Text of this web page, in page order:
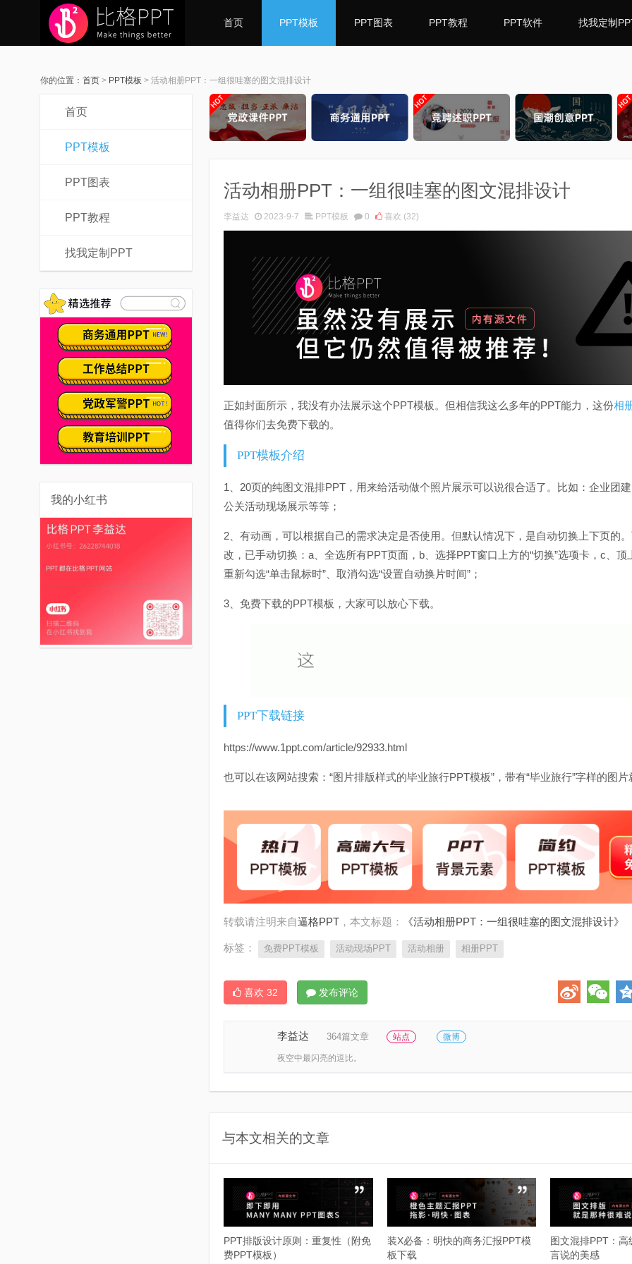
首页 PPT模板 PPT图表 PPT教程 PPT软件 找我定制
你的位置： 首页 > PPT模板 > 活动相册PPT：一组很哇塞的图文混排设计
首页
PPT模板
PPT图表
PPT教程
找我定制PPT
我的小红书
活动相册PPT：一组很哇塞的图文混排设计
李益达 2023-9-7 PPT模板 0 喜欢 (32)
正如封面所示，我没有办法展示这个PPT模板。但相信我这么多年的PPT能力，这份相
值得你们去免费下载的。
PPT模板介绍
1、20页的纯图文混排PPT，用来给活动做个照片展示可以说很合适了。比如：企业团
公关活动现场展示等等；
2、有动画，可以根据自己的需求决定是否使用。但默认情况下，是自动切换上下页的
改，已手动切换：a、全选所有PPT页面，b、选择PPT窗口上方的“切换”选项卡，c、顶
重新勾选“单击鼠标时”、取消勾选“设置自动换片时间”；
3、免费下载的PPT模板，大家可以放心下载。
PPT下载链接
https://www.1ppt.com/article/92933.html
也可以在该网站搜索：“图片排版样式的毕业旅行PPT模板”，带有“毕业旅行”字样的图
转载请注明来自逼格PPT ，本文标题： 《活动相册PPT：一组很哇塞的图文混排设计》
标签： 免费PPT模板 活动现场PPT 活动相册 相册PPT
喜欢 32 发布评论
李益达 364篇文章 站点 微博
夜空中最闪亮的逗比。
与本文相关的文章
PPT排版设计原则：重复性（附免
费PPT模板）
装X必备：明快的商务汇报PPT模
板下载
图文混排PPT：
言说的美感